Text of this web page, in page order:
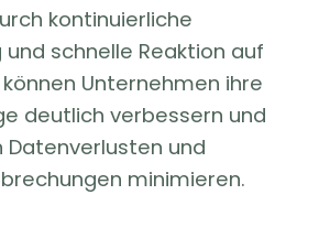
kontinuierliche
schnelle Reaktion auf
Unternehmen ihre
deutlich verbessern und
Datenverlusten und
minimieren.